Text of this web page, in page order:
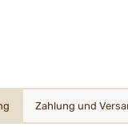
Zahlung und